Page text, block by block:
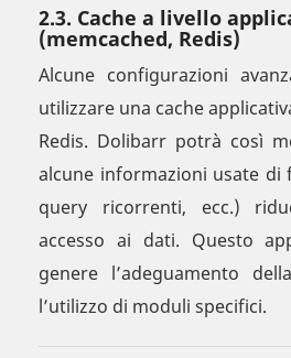
2.3. Cache a livello
(memcached, Redis)
Alcune configurazioni
utilizzare una cache
Redis. Dolibarr potrà così
alcune informazioni usate di
query ricorrenti, ecc.)
accesso ai dati. Questo
genere l’adeguamento
l’utilizzo di moduli specifici.